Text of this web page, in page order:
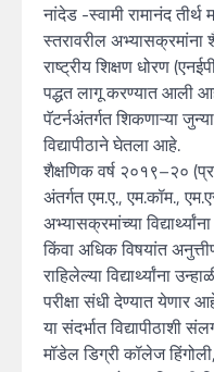
नांदेड -स्वामी रामानंद तीर्थ
स्तरावरील
राष्ट्रीय शिक्षण धोरण
पद्धत लागू करण्यात आली
पॅटर्नअंतर्गत शिकणाऱ्या जुन्या
विद्यापीठाने घेतला आहे.
शैक्षणिक वर्ष २०१९–२०
अंतर्गत एम.ए., एम.कॉम.,
अभ्यासक्रमांच्या
किंवा अधिक विषयांत
राहिलेल्या विद्यार्थ्यांना
परीक्षा संधी देण्यात येणार
या संदर्भात विद्यापीठाशी
मॉडेल डिग्री कॉलेज